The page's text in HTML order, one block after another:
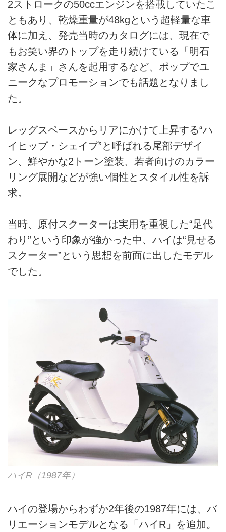
2ストロークの50ccエンジンを搭載していたこ
ともあり、乾燥重量が48kgという超軽量な車
体に加え、発売当時のカタログには、現在で
もお笑い界のトップを走り続けている「明石
家さんま」さんを起用するなど、ポップでユ
ニークなプロモーションでも話題となりまし
た。
レッグスペースからリアにかけて上昇する“ハ
イヒップ・シェイプ”と呼ばれる尾部デザイ
ン、鮮やかな2トーン塗装、若者向けのカラー
リング展開などが強い個性とスタイル性を訴
求。
当時、原付スクーターは実用を重視した“足代
わり”という印象が強かった中、ハイは“見せる
スクーター”という思想を前面に出したモデル
でした。
ハイR（1987年）
ハイの登場からわずか2年後の1987年には、バ
リエーションモデルとなる「ハイR」を追加。